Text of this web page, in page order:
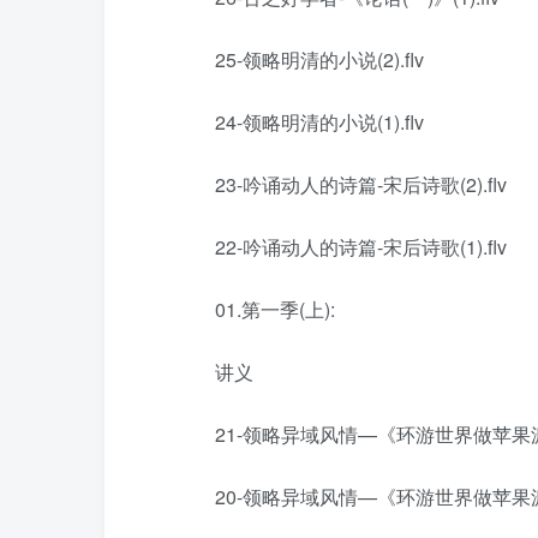
25-领略明清的小说(2).flv
24-领略明清的小说(1).flv
23-吟诵动人的诗篇-宋后诗歌(2).flv
22-吟诵动人的诗篇-宋后诗歌(1).flv
01.第一季(上):
讲义
21-领略异域风情—《环游世界做苹果
20-领略异域风情—《环游世界做苹果